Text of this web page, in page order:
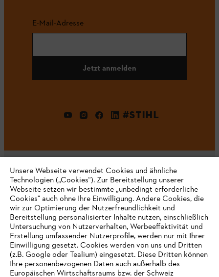
E-Mail-Adresse
Jetzt anmelden
#STIHL
Unternehmen
Häufig gestellte Fragen
Unsere Webseite verwendet Cookies und ähnliche
Technologien („Cookies“). Zur Bereitstellung unserer
Webseite setzen wir bestimmte „unbedingt erforderliche
Cookies" auch ohne Ihre Einwilligung. Andere Cookies, die
wir zur Optimierung der Nutzerfreundlichkeit und
Bereitstellung personalisierter Inhalte nutzen, einschließlich
Untersuchung von Nutzerverhalten, Werbeeffektivität und
Erstellung umfassender Nutzerprofile, werden nur mit Ihrer
Einwilligung gesetzt. Cookies werden von uns und Dritten
(z.B. Google oder Tealium) eingesetzt. Diese Dritten können
Ihre personenbezogenen Daten auch außerhalb des
Europäischen Wirtschaftsraums bzw. der Schweiz